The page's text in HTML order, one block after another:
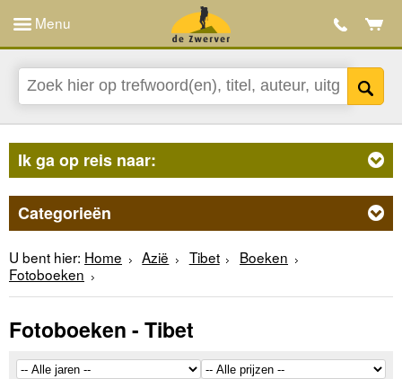
Menu
Ik ga op reis naar:
Categorieën
U bent hier: Home Azië Tibet
Boeken
Fotoboeken
Fotoboeken - Tibet